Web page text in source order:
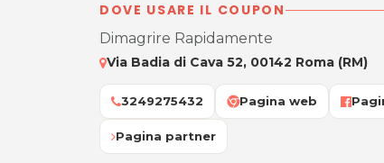
DOVE USARE IL COUPON
Dimagrire Rapidamente
Via Badia di Cava 52, 00142 Roma (RM)
3249275432 Pagina web
Pagina partner